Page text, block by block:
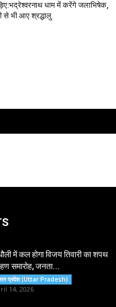
धाम में करेंगे जलाभिषेक,
से भी आए श्रद्धालु
में कल होगा विजय तिवारी का शपथ
समारोह, जनता...
प्रदेश (Uttar Pradesh)
14, 2026